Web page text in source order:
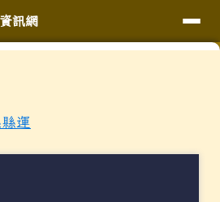
中全球資訊網
訊網
運